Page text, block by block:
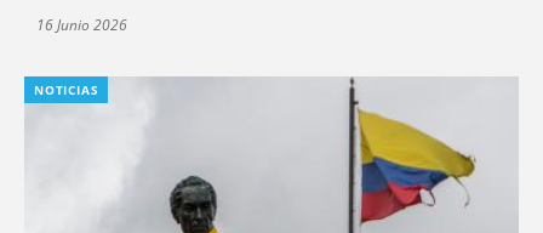
16 Junio 2026
NOTICIAS